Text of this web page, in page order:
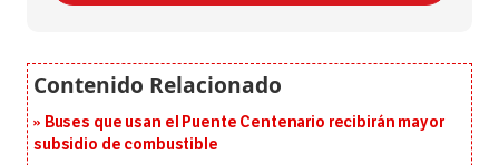
Buses que usan el Puente Centenario recibirán mayor
subsidio de combustible